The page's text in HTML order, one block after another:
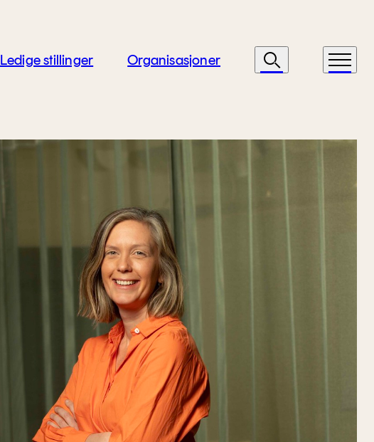
Ledige stillinger Organisasjoner Søk Meny